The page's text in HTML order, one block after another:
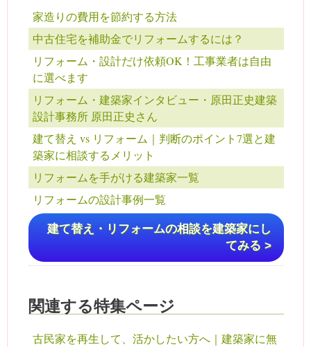
家造りの費用を節約する方法
中古住宅を補助金でリフォームするには？
リフォーム・設計だけ依頼OK！工事業者は自由
に選べます
リフォーム・建築家インタビュー・原田正史建築
設計事務所 原田正史さん
建て替え vs リフォーム｜判断のポイント7選と建
築家に相談するメリット
リフォームを手がける建築家一覧
リフォームの設計事例一覧
建て替え・リフォームの相談を建築家にし
てみる >
関連する特集ページ
古民家を再生して、活かしたい方へ｜建築家に無